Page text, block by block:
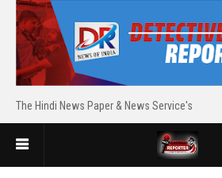
The Hindi News Paper & News Service's